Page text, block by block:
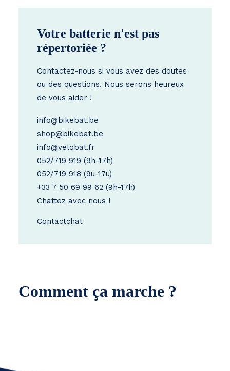
Votre batterie n'est pas
répertoriée ?
Contactez-nous si vous avez des doutes
ou des questions. Nous serons heureux
de vous aider !
info@bikebat.be
shop@bikebat.be
info@velobat.fr
052/719 919 (9h-17h)
052/719 918 (9u-17u)
+33 7 50 69 99 62 (9h-17h)
Chattez avec nous !
Contactchat
Comment ça marche ?